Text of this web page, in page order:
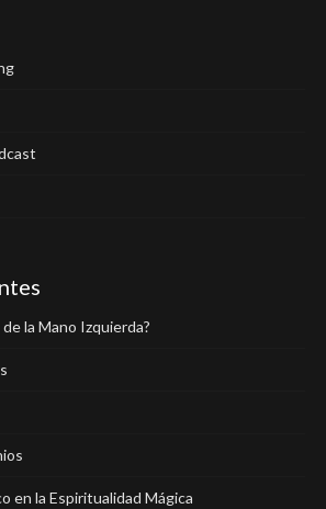
la Mano Izquierda?
en la Espiritualidad Mágica